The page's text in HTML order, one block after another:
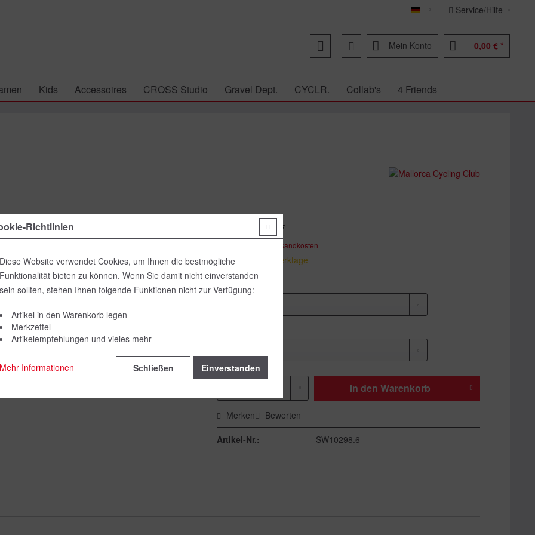
Deutsch Service/Hilfe
Mein Konto 0,00 € *
Kids Accessoires CROSS Studio Gravel Dept. CYCLR. Collab's 4 Friends
44,90 € *
zzgl. Versandkosten
Lieferzeit 7 Werktage
Farbe:
In den Warenkorb
Merken Bewerten
Artikel-Nr.: SW10298.6
Richtlinien
Diese Website verwendet Cookies, um Ihnen die bestmögliche
Funktionalität bieten zu können. Wenn Sie damit nicht einverstanden
sein sollten, stehen Ihnen folgende Funktionen nicht zur Verfügung:
Artikel in den Warenkorb legen
Merkzettel
Artikelempfehlungen und vieles mehr
Mehr Informationen Einverstanden
Schließen